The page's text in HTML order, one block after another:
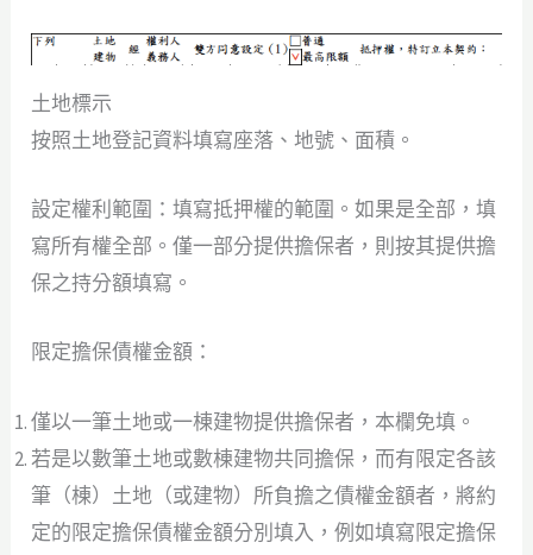
土地標示
按照土地登記資料填寫座落、地號、面積。
設定權利範圍：填寫抵押權的範圍。如果是全部，填
寫所有權全部。僅一部分提供擔保者，則按其提供擔
保之持分額填寫。
限定擔保債權金額：
僅以一筆土地或一棟建物提供擔保者，本欄免填。
若是以數筆土地或數棟建物共同擔保，而有限定各該
筆（棟）土地（或建物）所負擔之債權金額者，將約
定的限定擔保債權金額分別填入，例如填寫限定擔保